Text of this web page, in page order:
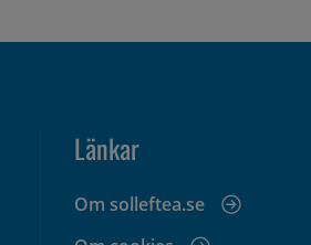
Länkar
Om solleftea.se